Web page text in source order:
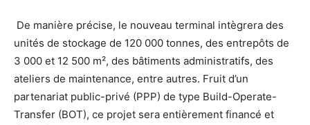
De manière précise, le nouveau terminal intègrera des
unités de stockage de 120 000 tonnes, des entrepôts de
3 000 et 12 500 m², des bâtiments administratifs, des
ateliers de maintenance, entre autres. Fruit d’un
partenariat public-privé (PPP) de type Build-Operate-
Transfer (BOT), ce projet sera entièrement financé et